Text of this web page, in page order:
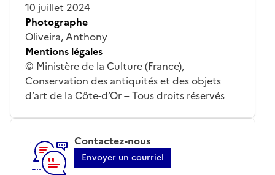
10 juillet 2024
Photographe
Oliveira, Anthony
Mentions légales
© Ministère de la Culture (France),
Conservation des antiquités et des objets
d’art de la Côte-d’Or – Tous droits réservés
Contactez-nous
Envoyer un courriel